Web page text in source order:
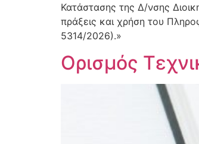
Κατάστασης της Δ/νσης
πράξεις και χρήση του
5314/2026).»
Ορισμός